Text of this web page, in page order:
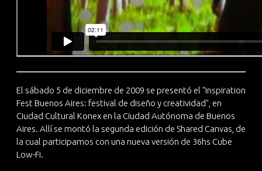
El sábado 5 de diciembre de 2009 se presentó el "Inspiration
Fest Buenos Aires: festival de diseño y creatividad", en
Ciudad Cultural Konex en la Ciudad Autónoma de Buenos
Aires. Allí se montó la segunda edición de Shared Canvas, de
la cual participamos con una nueva versión de 36hs Cube
Low-Fi.